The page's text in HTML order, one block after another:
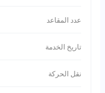
عدد المقاعد
تاريخ الخدمة
نقل الحركة